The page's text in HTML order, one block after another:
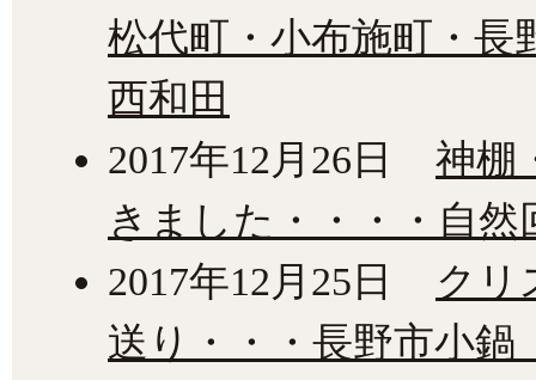
松代町・小布施町・長
西和田
2017年12月26日
神棚
きました・・・・自然
2017年12月25日
クリ
送り・・・長野市小